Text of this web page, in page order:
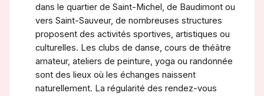
dans le quartier de Saint-Michel, de Baudimont ou
vers Saint-Sauveur, de nombreuses structures
proposent des activités sportives, artistiques ou
culturelles. Les clubs de danse, cours de théâtre
amateur, ateliers de peinture, yoga ou randonnée
sont des lieux où les échanges naissent
naturellement. La régularité des rendez-vous